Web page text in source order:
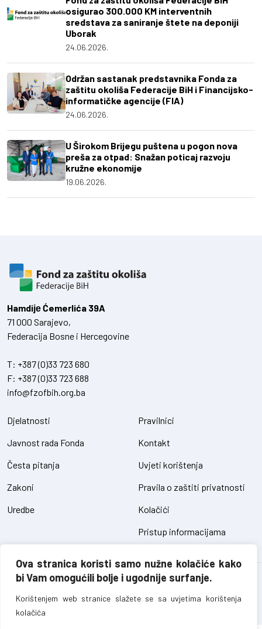
Ova stranica koristi samo nužne kolačiće kako
bi Vam omogućili bolje i ugodnije surfanje.
Korištenjem web stranice slažete se sa uvjetima korištenja
kolačića
osigurao 300.000 KM interventnih
sredstava za saniranje štete na deponiji
Uborak
24.06.2026.
Održan sastanak predstavnika Fonda za
zaštitu okoliša Federacije BiH i Financijsko-
informatičke agencije (FIA)
24.06.2026.
U Širokom Brijegu puštena u pogon nova
preša za otpad: Snažan poticaj razvoju
kružne ekonomije
19.06.2026.
Hamdiје Ćemerlića 39A
71 000 Sarajevo,
Federacija Bosne i Hercegovine
T: +387 (0)33 723 680
F: +387 (0)33 723 688
info@fzofbih.org.ba
Djelatnosti
Javnost rada Fonda
Česta pitanja
Zakoni
Uredbe
Pravilnici
Kontakt
Uvjeti korištenja
Pravila o zaštiti privatnosti
Kolačići
Pristup informacijama
Fond za zaštitu okoliša FBiH – sva prava pridržana // design and